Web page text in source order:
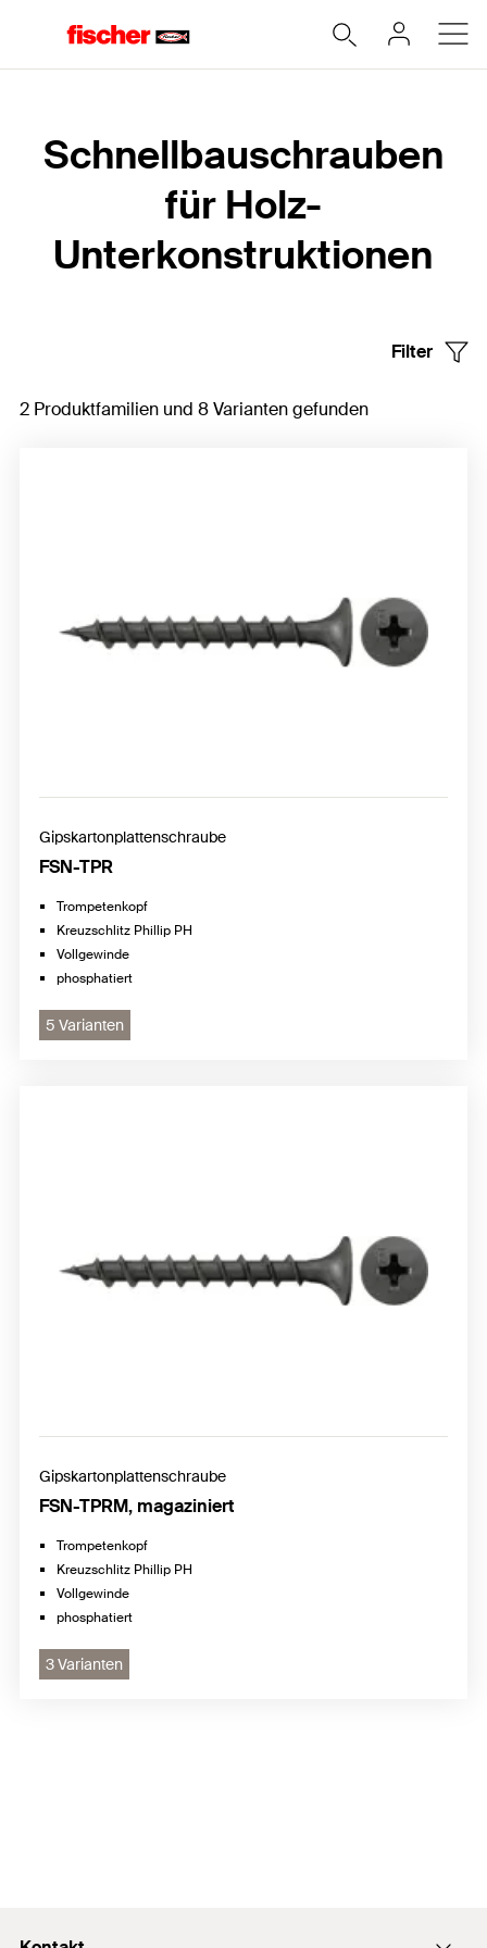
Schnellbauschrauben
für Holz-
Unterkonstruktionen
Filter
2 Produktfamilien und 8 Varianten gefunden
Gipskartonplattenschraube
FSN-TPR
Trompetenkopf
Kreuzschlitz Phillip PH
Vollgewinde
phosphatiert
5 Varianten
Gipskartonplattenschraube
FSN-TPRM, magaziniert
Trompetenkopf
Kreuzschlitz Phillip PH
Vollgewinde
phosphatiert
3 Varianten